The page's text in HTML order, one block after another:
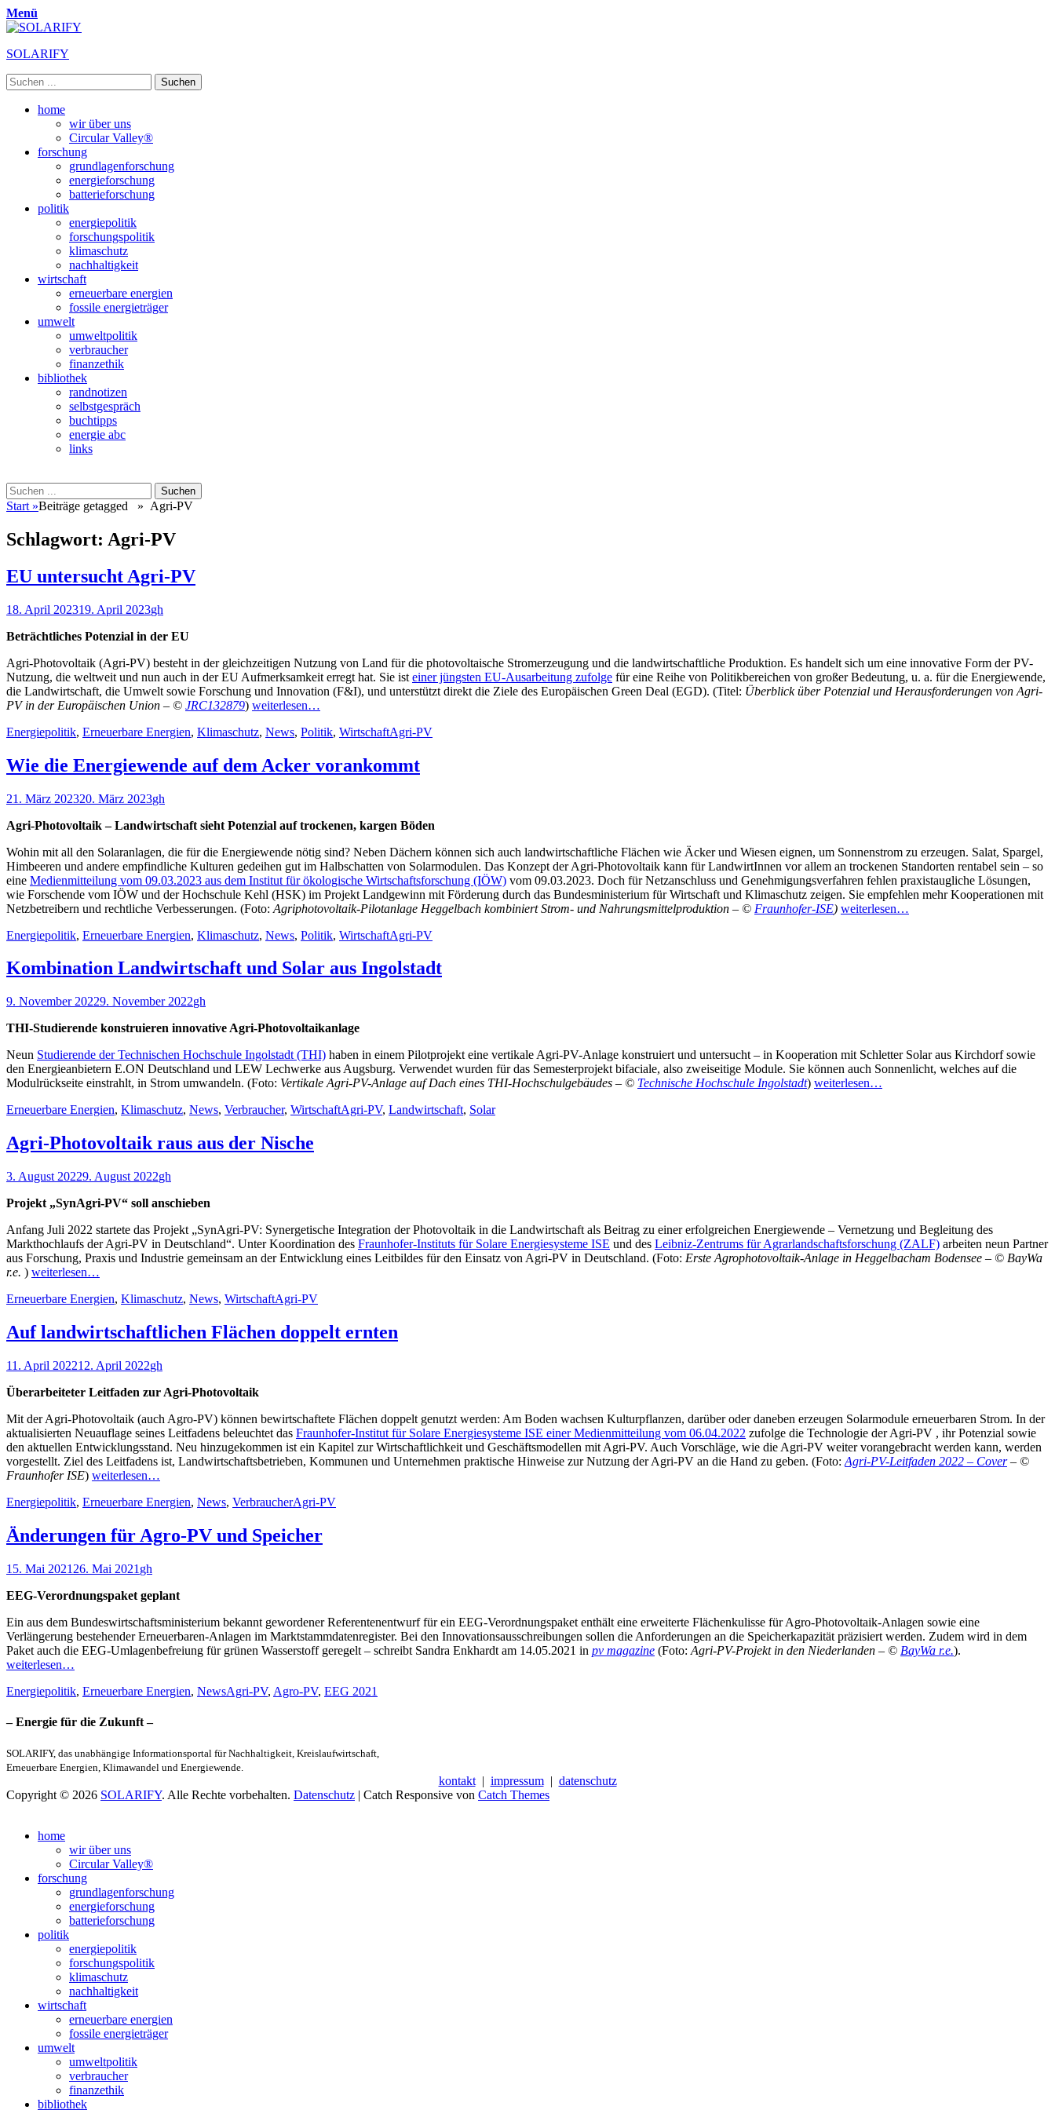
Menü
SOLARIFY
Suchen
nach:
Primäres
Zum
home
wir über uns
Circular Valley®
forschung
grundlagenforschung
energieforschung
batterieforschung
politik
energiepolitik
forschungspolitik
klimaschutz
nachhaltigkeit
wirtschaft
erneuerbare energien
fossile energieträger
umwelt
umweltpolitik
verbraucher
finanzethik
bibliothek
randnotizen
selbstgespräch
buchtipps
energie abc
links
Suchen
Suchen
nach:
Start »Beiträge getagged » Agri-PV
Schlagwort: Agri-PV
EU untersucht Agri-PV
Veröffentlicht
18. April 202319. April 2023Autor
gh
Beträchtliches Potenzial in der EU
Agri-Photovoltaik (Agri-PV) besteht in der gleichzeitigen Nutzung von Land für die photovoltaische Stromerzeugung und die landwirtschaftliche Produktion. Es handelt sich um eine innovative Form der PV-
Nutzung, die weltweit und nun auch in der EU Aufmerksamkeit erregt hat. Sie ist einer jüngsten EU-Ausarbeitung zufolge für eine Reihe von Politikbereichen von großer Bedeutung, u. a. für die Energiewende,
die Landwirtschaft, die Umwelt sowie Forschung und Innovation (F&I), und unterstützt direkt die Ziele des Europäischen Green Deal (EGD). (Titel: Überblick über Potenzial und Herausforderungen von Agri-
PV in der Europäischen Union – © JRC132879) weiterlesen…
Kategorien
Energiepolitik, Erneuerbare Energien, Klimaschutz, News, Politik, WirtschaftSchlagworte
Agri-PV
Wie die Energiewende auf dem Acker vorankommt
Veröffentlicht
21. März 202320. März 2023Autor
gh
Agri-Photovoltaik – Landwirtschaft sieht Potenzial auf trockenen, kargen Böden
Wohin mit all den Solaranlagen, die für die Energiewende nötig sind? Neben Dächern können sich auch landwirtschaftliche Flächen wie Äcker und Wiesen eignen, um Sonnenstrom zu erzeugen. Salat, Spargel,
Himbeeren und andere empfindliche Kulturen gedeihen gut im Halbschatten von Solarmodulen. Das Konzept der Agri-Photovoltaik kann für LandwirtInnen vor allem an trockenen Standorten rentabel sein – so
eine Medienmitteilung vom 09.03.2023 aus dem Institut für ökologische Wirtschaftsforschung (IÖW) vom 09.03.2023. Doch für Netzanschluss und Genehmigungsverfahren fehlen praxistaugliche Lösungen,
wie Forschende vom IÖW und der Hochschule Kehl (HSK) im Projekt Landgewinn mit Förderung durch das Bundesministerium für Wirtschaft und Klimaschutz zeigen. Sie empfehlen mehr Kooperationen mit
Netzbetreibern und rechtliche Verbesserungen. (Foto: Agriphotovoltaik-Pilotanlage Heggelbach kombiniert Strom- und Nahrungsmittelproduktion – © Fraunhofer-ISE) weiterlesen…
Kategorien
Energiepolitik, Erneuerbare Energien, Klimaschutz, News, Politik, WirtschaftSchlagworte
Agri-PV
Kombination Landwirtschaft und Solar aus Ingolstadt
Veröffentlicht
9. November 20229. November 2022Autor
gh
THI-Studierende konstruieren innovative Agri-Photovoltaikanlage
Neun Studierende der Technischen Hochschule Ingolstadt (THI) haben in einem Pilotprojekt eine vertikale Agri-PV-Anlage konstruiert und untersucht – in Kooperation mit Schletter Solar aus Kirchdorf sowie
den Energieanbietern E.ON Deutschland und LEW Lechwerke aus Augsburg. Verwendet wurden für das Semesterprojekt bifaciale, also zweiseitige Module. Sie können auch Sonnenlicht, welches auf die
Modulrückseite einstrahlt, in Strom umwandeln. (Foto: Vertikale Agri-PV-Anlage auf Dach eines THI-Hochschulgebäudes – © Technische Hochschule Ingolstadt) weiterlesen…
Kategorien
Erneuerbare Energien, Klimaschutz, News, Verbraucher, WirtschaftSchlagworte
Agri-PV, Landwirtschaft, Solar
Agri-Photovoltaik raus aus der Nische
Veröffentlicht
3. August 20229. August 2022Autor
gh
Projekt „SynAgri-PV“ soll anschieben
Anfang Juli 2022 startete das Projekt „SynAgri-PV: Synergetische Integration der Photovoltaik in die Landwirtschaft als Beitrag zu einer erfolgreichen Energiewende – Vernetzung und Begleitung des
Markthochlaufs der Agri-PV in Deutschland“. Unter Koordination des Fraunhofer-Instituts für Solare Energiesysteme ISE und des Leibniz-Zentrums für Agrarlandschaftsforschung (ZALF) arbeiten neun Partner
aus Forschung, Praxis und Industrie gemeinsam an der Entwicklung eines Leitbildes für den Einsatz von Agri-PV in Deutschland. (Foto: Erste Agrophotovoltaik-Anlage in Heggelbacham Bodensee – © BayWa
r.e. ) weiterlesen…
Kategorien
Erneuerbare Energien, Klimaschutz, News, WirtschaftSchlagworte
Agri-PV
Auf landwirtschaftlichen Flächen doppelt ernten
Veröffentlicht
11. April 202212. April 2022Autor
gh
Überarbeiteter Leitfaden zur Agri-Photovoltaik
Mit der Agri-Photovoltaik (auch Agro-PV) können bewirtschaftete Flächen doppelt genutzt werden: Am Boden wachsen Kulturpflanzen, darüber oder daneben erzeugen Solarmodule erneuerbaren Strom. In der
aktualisierten Neuauflage seines Leitfadens beleuchtet das Fraunhofer-Institut für Solare Energiesysteme ISE einer Medienmitteilung vom 06.04.2022 zufolge die Technologie der Agri-PV , ihr Potenzial sowie
den aktuellen Entwicklungsstand. Neu hinzugekommen ist ein Kapitel zur Wirtschaftlichkeit und Geschäftsmodellen mit Agri-PV. Auch Vorschläge, wie die Agri-PV weiter vorangebracht werden kann, werden
vorgestellt. Ziel des Leitfadens ist, Landwirtschaftsbetrieben, Kommunen und Unternehmen praktische Hinweise zur Nutzung der Agri-PV an die Hand zu geben. (Foto: Agri-PV-Leitfaden 2022 – Cover– ©
Fraunhofer ISE) weiterlesen…
Kategorien
Energiepolitik, Erneuerbare Energien, News, VerbraucherSchlagworte
Agri-PV
Änderungen für Agro-PV und Speicher
Veröffentlicht
15. Mai 2021 26. Mai 2021 Autor
gh
EEG-Verordnungspaket geplant
Ein aus dem Bundeswirtschaftsministerium bekannt gewordener Referentenentwurf für ein EEG-Verordnungspaket enthält eine erweiterte Flächenkulisse für Agro-Photovoltaik-Anlagen sowie eine
Verlängerung bestehender Erneuerbaren-Anlagen im Marktstammdatenregister. Bei den Innovationsausschreibungen sollen die Anforderungen an die Speicherkapazität präzisiert werden. Zudem wird in dem
Paket auch die EEG-Umlagenbefreiung für grünen Wasserstoff geregelt – schreibt Sandra Enkhardt am 14.05.2021 in pv magazine (Foto: Agri-PV-Projekt in den Niederlanden – © BayWa r.e.).
weiterlesen…
Kategorien
Energiepolitik, Erneuerbare Energien, NewsSchlagworte
Agri-PV, Agro-PV, EEG 2021
– Energie für die Zukunft –
SOLARIFY, das unabhängige Informationsportal für Nachhaltigkeit, Kreislaufwirtschaft,
Erneuerbare Energien, Klimawandel und Energiewende.
kontakt| impressum| datenschutz
Copyright © 2026 SOLARIFY. Alle Rechte vorbehalten. Datenschutz | Catch Responsive von Catch Themes
oben
scrollen
home
wir über uns
Circular Valley®
forschung
grundlagenforschung
energieforschung
batterieforschung
politik
energiepolitik
forschungspolitik
klimaschutz
nachhaltigkeit
wirtschaft
erneuerbare energien
fossile energieträger
umwelt
umweltpolitik
verbraucher
finanzethik
bibliothek